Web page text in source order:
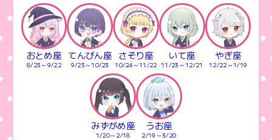
おとめ座
8/23～9/22
てんびん座
9/23～10/23
さそり座
10/24～11/22
いて座
11/23～12/21
やぎ座
12/22～1/19
みずがめ座
1/20～2/18
うお座
2/19～3/20